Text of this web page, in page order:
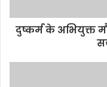
दुष्कर्म के अभियुक्त